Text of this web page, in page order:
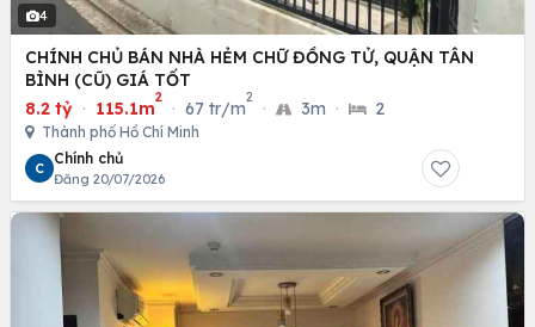
4
CHÍNH CHỦ BÁN NHÀ HẺM CHỮ ĐỒNG TỬ, QUẬN TÂN
BÌNH (CŨ) GIÁ TỐT
8.2 tỷ · 115.1m
2
· 67 tr/m
2
· 3m · 2
Thành phố Hồ Chí Minh
C
Chính chủ
Đăng 20/07/2026